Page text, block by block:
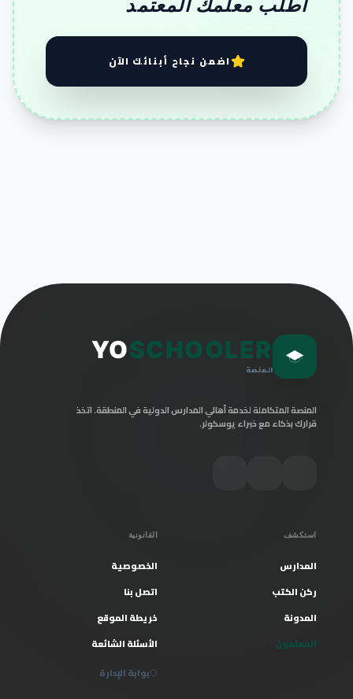
اطلب معلمك المعتمد
اضمن نجاح أبنائك الآن
YOSCHOOLER
المنصة
المنصة المتكاملة لخدمة أهالي المدارس الدولية في المنطقة. اتخذ
قرارك بذكاء مع خبراء يوسكولر.
استكشف
المدارس
ركن الكتب
المدونة
المعلمون
القانونية
الخصوصية
اتصل بنا
خريطة الموقع
الأسئلة الشائعة
بوابة الإدارة